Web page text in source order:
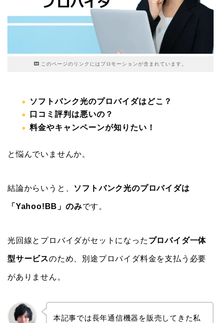
このページのリンクにはプロモーションが含まれています。
ソフトバンク光のプロバイダはどこ？
口コミ評判は悪いの？
料金やキャンペーンが知りたい！
と悩んでいませんか。
結論からいうと、 ソフトバンク光のプロバイダは
「Yahoo!BB」のみです。
光回線とプロバイダがセットになった プロバイダ一体
型サービスのため、別途プロバイダ料金を支払う必要
がありません。
本記事では長年通信機器を販売してきた私